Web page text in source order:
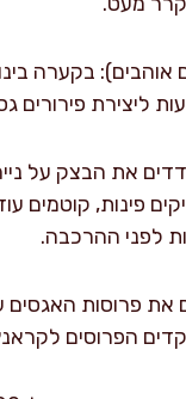
ליצירת פירורים
פינות,
את פרוסות
הפרוסים